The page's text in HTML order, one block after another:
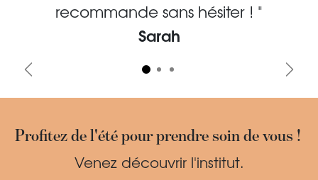
recommande sans hésiter ! "
Sarah
Précédent
Profitez de l'été pour prendre soin de vous !
Venez découvrir l'institut.